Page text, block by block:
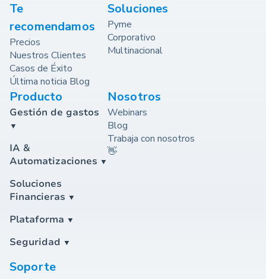
Te
recomendamos
Precios
Nuestros Clientes
Casos de Éxito
Última noticia Blog
Soluciones
Pyme
Corporativo
Multinacional
Producto
Gestión de gastos
IA &
Automatizaciones
Soluciones
Financieras
Plataforma
Seguridad
Nosotros
Webinars
Blog
Trabaja con nosotros
👋
Soporte